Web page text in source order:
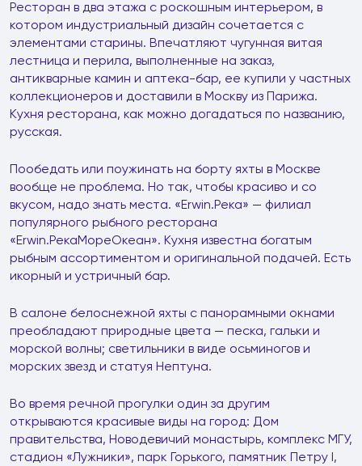
Ресторан в два этажа с роскошным интерьером, в
котором индустриальный дизайн сочетается с
элементами старины. Впечатляют чугунная витая
лестница и перила, выполненные на заказ,
антикварные камин и аптека-бар, ее купили у частных
коллекционеров и доставили в Москву из Парижа.
Кухня ресторана, как можно догадаться по названию,
русская.
Пообедать или поужинать на борту яхты в Москве
вообще не проблема. Но так, чтобы красиво и со
вкусом, надо знать места. «Erwin.Река» — филиал
популярного рыбного ресторана
«Erwin.РекаМореОкеан». Кухня известна богатым
рыбным ассортиментом и оригинальной подачей. Есть
икорный и устричный бар.
В салоне белоснежной яхты с панорамными окнами
преобладают природные цвета — песка, гальки и
морской волны; светильники в виде осьминогов и
морских звезд и статуя Нептуна.
Во время речной прогулки один за другим
открываются красивые виды на город: Дом
правительства, Новодевичий монастырь, комплекс МГУ,
стадион «Лужники», парк Горького, памятник Петру I,